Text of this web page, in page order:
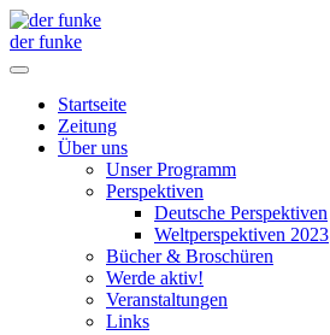
der funke
Startseite
Zeitung
Über uns
Unser Programm
Perspektiven
Deutsche Perspektiven
Weltperspektiven 2023
Bücher & Broschüren
Werde aktiv!
Veranstaltungen
Links